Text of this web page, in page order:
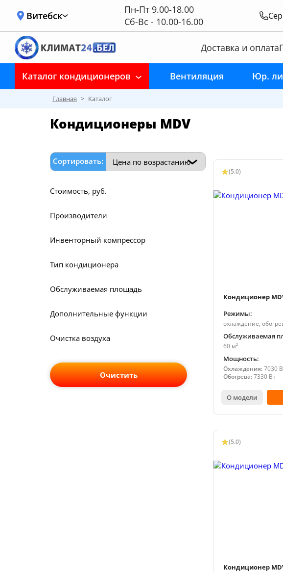
Витебск
Пн-Пт 9.00-18.00
Сб-Вс - 10.00-16.00
Доставка и оплата
Каталог кондиционеров Вентиляция Юр.
Главная > Каталог
Кондиционеры MDV
Сортировать:
Стоимость, руб.
Производители
Инвенторный компрессор
Тип кондиционера
Обслуживаемая площадь
Дополнительные функции
Очистка воздуха
Очистить
(5.0)
Кондиционер
Режимы:
охлаждение,
Обслуживаемая
60 м²
Мощность:
Охлаждения:7030
Обогрева:7330 Вт
О модели
(5.0)
Кондиционер